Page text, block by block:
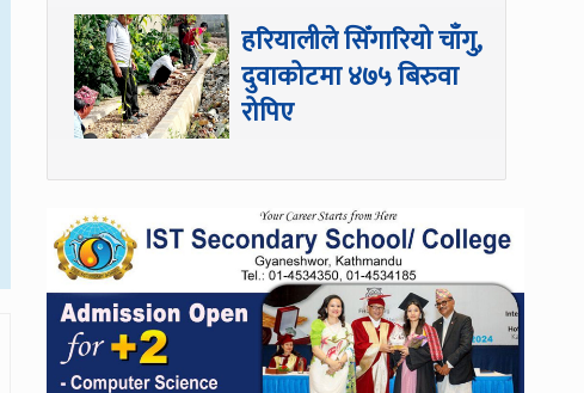
हरियालीले सिँगारियो चाँगु,
दुवाकोटमा ४७५ बिरुवा
रोपिए